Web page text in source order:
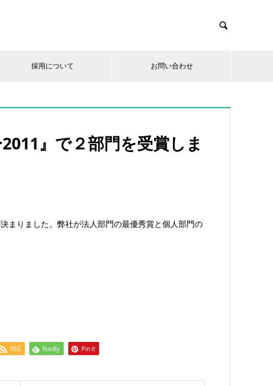

採用について お問い合わせ
』で２部門を受賞しま
まりました。弊社が法人部門の最優秀賞と個人部門の
RSS feedly Pin it